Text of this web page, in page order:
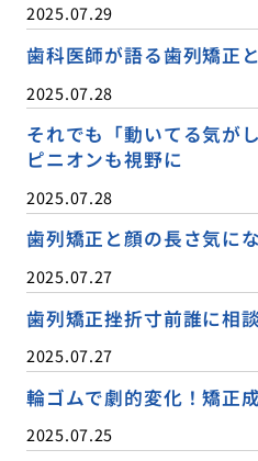
2025.07.29
歯科医師が語る歯列矯正
2025.07.28
それでも「動いてる気が
ピニオンも視野に
2025.07.28
歯列矯正と顔の長さ気に
2025.07.27
歯列矯正挫折寸前誰に相
2025.07.27
輪ゴムで劇的変化！矯正
2025.07.25